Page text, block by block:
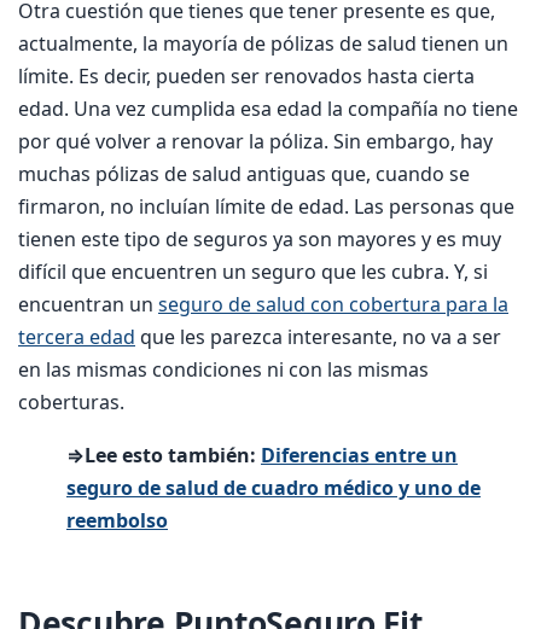
Otra cuestión que tienes que tener presente es que,
actualmente, la mayoría de pólizas de salud tienen un
límite. Es decir, pueden ser renovados hasta cierta
edad. Una vez cumplida esa edad la compañía no tiene
por qué volver a renovar la póliza. Sin embargo, hay
muchas pólizas de salud antiguas que, cuando se
firmaron, no incluían límite de edad. Las personas que
tienen este tipo de seguros ya son mayores y es muy
difícil que encuentren un seguro que les cubra. Y, si
encuentran un seguro de salud con cobertura para la
tercera edad que les parezca interesante, no va a ser
en las mismas condiciones ni con las mismas
coberturas.
⇒Lee esto también: Diferencias entre un
seguro de salud de cuadro médico y uno de
reembolso